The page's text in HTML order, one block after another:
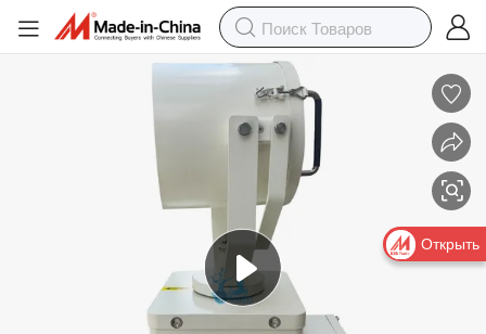
Открыть